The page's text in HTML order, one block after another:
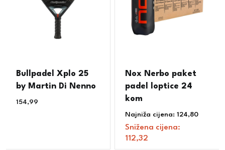
Bullpadel Xplo 25
by Martin Di Nenno
154,99
Nox Nerbo paket
padel loptice 24
kom
Najniža cijena:124,80
Snižena cijena:
112,32